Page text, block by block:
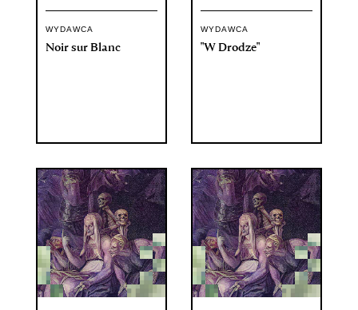
WYDAWCA
Noir sur Blanc
WYDAWCA
"W Drodze"